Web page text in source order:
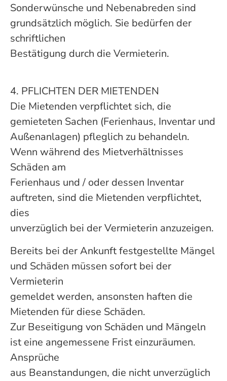
Sonderwünsche und Nebenabreden sind
grundsätzlich möglich. Sie bedürfen der
schriftlichen
Bestätigung durch die Vermieterin.
4. PFLICHTEN DER MIETENDEN
Die Mietenden verpflichtet sich, die
gemieteten Sachen (Ferienhaus, Inventar und
Außenanlagen) pfleglich zu behandeln.
Wenn während des Mietverhältnisses
Schäden am
Ferienhaus und / oder dessen Inventar
auftreten, sind die Mietenden verpflichtet,
dies
unverzüglich bei der Vermieterin anzuzeigen.
Bereits bei der Ankunft festgestellte Mängel
und Schäden müssen sofort bei der
Vermieterin
gemeldet werden, ansonsten haften die
Mietenden für diese Schäden.
Zur Beseitigung von Schäden und Mängeln
ist eine angemessene Frist einzuräumen.
Ansprüche
aus Beanstandungen, die nicht unverzüglich